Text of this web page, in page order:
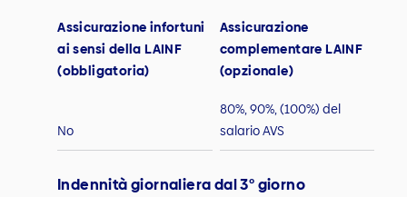
Assicurazione infortuni
ai sensi della LAINF
(obbligatoria)
Assicurazione
complementare LAINF
(opzionale)
No
80%, 90%, (100%) del
salario AVS
Indennità giornaliera dal 3° giorno